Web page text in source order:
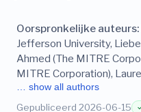
Oorspronkelijke auteurs:
Jefferson University,
Ahmed (The MITRE
MITRE Corporation),
… show all authors
Gepubliceerd 2026-06-15